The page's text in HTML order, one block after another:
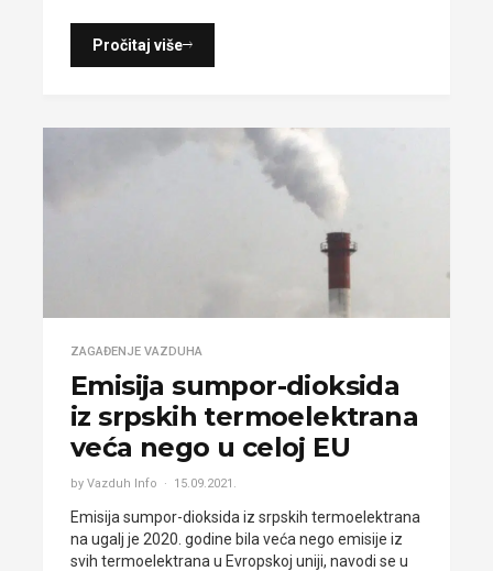
Pročitaj više
ZAGAĐENJE VAZDUHA
Emisija sumpor-dioksida
iz srpskih termoelektrana
veća nego u celoj EU
by Vazduh Info 15.09.2021.
Emisija sumpor-dioksida iz srpskih termoelektrana
na ugalj je 2020. godine bila veća nego emisije iz
svih termoelektrana u Evropskoj uniji, navodi se u